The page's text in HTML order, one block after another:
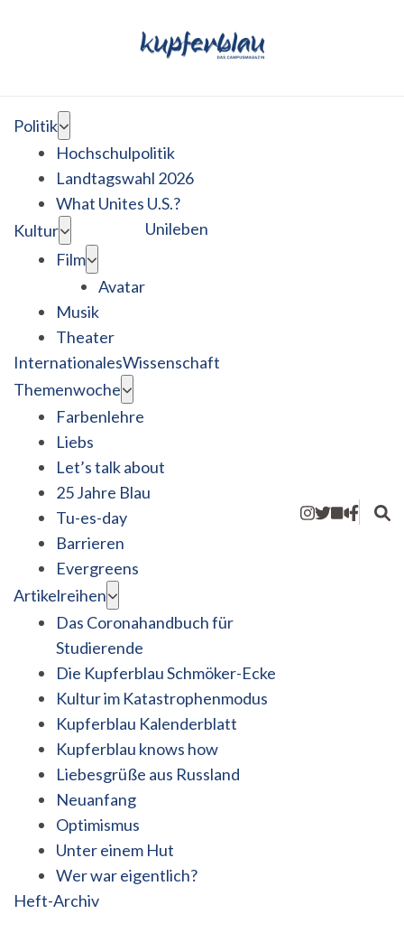
Politik
Hochschulpolitik
Landtagswahl 2026
What Unites U.S.?
Kultur
Film
Avatar
Musik
Theater
Unileben
InternationalesWissenschaft
Themenwoche
Farbenlehre
Liebs
Let’s talk about
25 Jahre Blau
Tu-es-day
Barrieren
Evergreens
Artikelreihen
Das Coronahandbuch für
Studierende
Die Kupferblau Schmöker-Ecke
Kultur im Katastrophenmodus
Kupferblau Kalenderblatt
Kupferblau knows how
Liebesgrüße aus Russland
Neuanfang
Optimismus
Unter einem Hut
Wer war eigentlich?
Heft-Archiv